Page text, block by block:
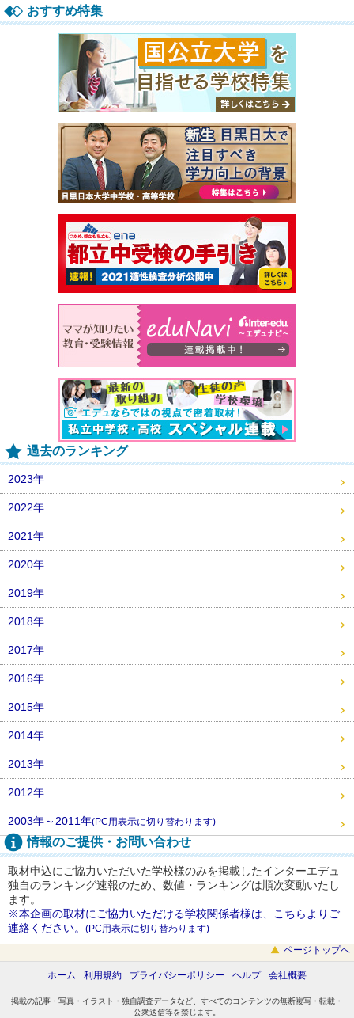
おすすめ特集
過去のランキング
2023年
2022年
2021年
2020年
2019年
2018年
2017年
2016年
2015年
2014年
2013年
2012年
2003年～2011年(PC用表示に切り替わります)
情報のご提供・お問い合わせ
取材申込にご協力いただいた学校様のみを掲載したインターエデュ
独自のランキング速報のため、数値・ランキングは順次変動いたし
ます。
※本企画の取材にご協力いただける学校関係者様は、こちらよりご
連絡ください。 (PC用表示に切り替わります)
ページトップへ
ホーム 利用規約 プライバシーポリシー ヘルプ 会社概要
掲載の記事・写真・イラスト・独自調査データなど、すべてのコンテンツの無断複写・転載・
公衆送信等を禁じます。